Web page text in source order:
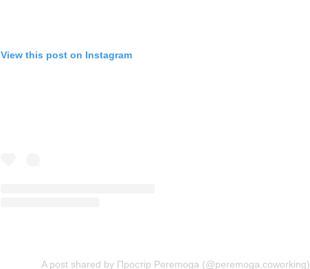
View this post on Instagram
A post shared by Простір Peremoga (@peremoga.coworking)